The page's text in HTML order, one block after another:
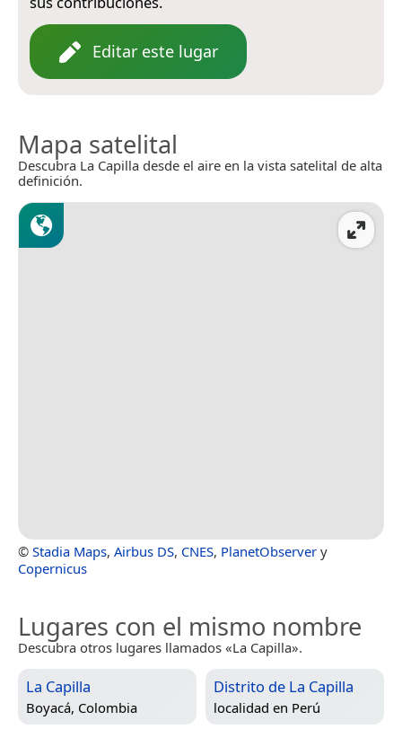
Editar este lugar
Mapa satelital
Descubra La Capilla desde el aire en la vista satelital de alta
definición.
© Stadia Maps, Airbus DS, CNES, PlanetObserver y
Copernicus
Lugares con el mismo nombre
Descubra otros lugares llamados «La Capilla».
La Capilla
Boyacá, Colombia
Distrito de La Capilla
localidad en Perú